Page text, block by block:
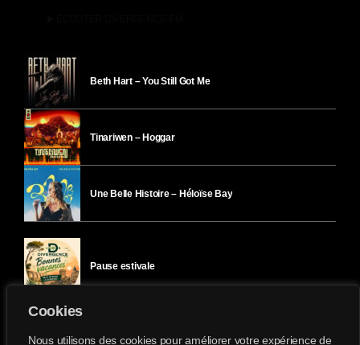
Cookies
Nous utilisons des cookies pour améliorer votre expérience de
Beth Hart – You Still Got Me
Tinariwen – Hoggar
Une Belle Histoire – Héloïse Bay
Pause estivale